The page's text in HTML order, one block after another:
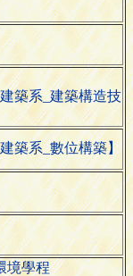
築系_建築構造技
築系_數位構築】
境學程